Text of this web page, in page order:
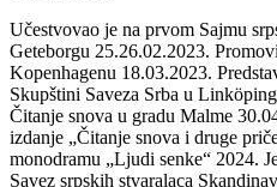
Učestvovao je na prvom Sajmu
Geteborgu 25.26.02.2023.
Kopenhagenu 18.03.2023.
Skupštini Saveza Srba u
Čitanje snova u gradu Malme
izdanje „Čitanje snova i druge
monodramu „Ljudi senke“ 2024.
Savez srpskih stvaralaca